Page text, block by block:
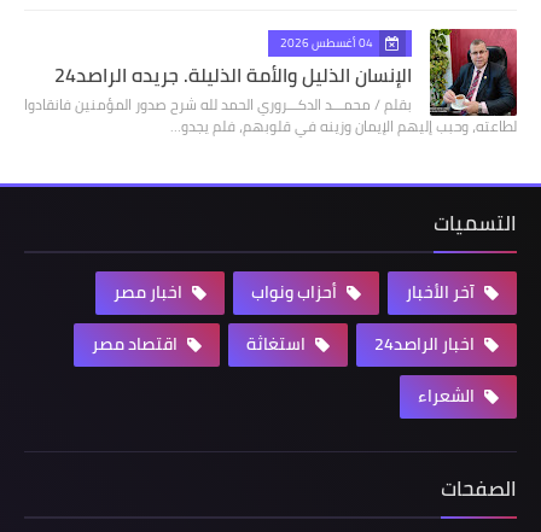
04 أغسطس 2026
الإنسان الذليل والأمة الذليلة. جريده الراصد24
بقلم / محمـــد الدكـــروري الحمد لله شرح صدور المؤمنين فانقادوا
لطاعته، وحبب إليهم الإيمان وزينه في قلوبهم، فلم يجدو…
التسميات
آخر الأخبار أحزاب ونواب
اخبار مصر
اخبار الراصد24
استغاثة
اقتصاد مصر
الشعراء
الصفحات